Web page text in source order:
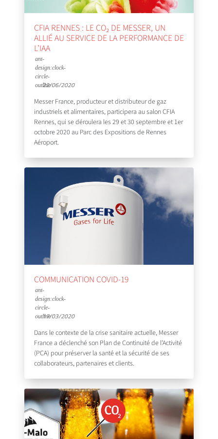
CFIA RENNES : LE CO₂ DE MESSER, UN
ALLIÉ AU SERVICE DE LA PERFORMANCE DE
L’IAA
22/06/2020
Messer France, producteur et distributeur de gaz
industriels et alimentaires, participera au salon CFIA
Rennes, qui se déroulera les 29 et 30 septembre et 1er
octobre 2020 au Parc des Expositions de Rennes
Aéroport.
COMMUNICATION COVID-19
17/03/2020
Dans le contexte de la crise sanitaire actuelle, Messer
France a déclenché son Plan de Continuité de l’Activité
(PCA) pour préserver la santé et la sécurité de ses
collaborateurs, partenaires et clients.